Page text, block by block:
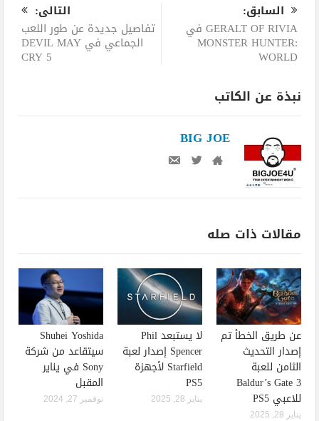
السابق:
GERALT OF RIVIA في
MONSTER HUNTER:
WORLD
التالى:
تفاصيل جديدة عن طور اللعب
الجماعي في DEVIL MAY
CRY 5
نبذة عن الكاتب
BIG JOE
مقالات ذات صله
عن طريق الخطأ تم
إصدار التحديث
الثامن للعبة
Baldur’s Gate 3
للاعبي PS5
يناير 28, 2025
لا يستبعد Phil
Spencer إصدار لعبة
Starfield لأجهزة
PS5
يناير 28, 2025
Shuhei Yoshida
سيتقاعد من شركة
Sony في يناير
المقبل
نوفمبر 27, 2024